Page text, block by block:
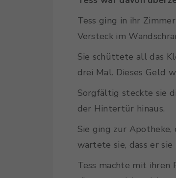
Tess ging in ihr
Versteck im
Sie schüttete all das
drei Mal. Dieses Geld
Sorgfältig steckte sie
der Hintertür hinaus.
Sie ging zur
wartete sie, dass er
Tess machte mit ihren